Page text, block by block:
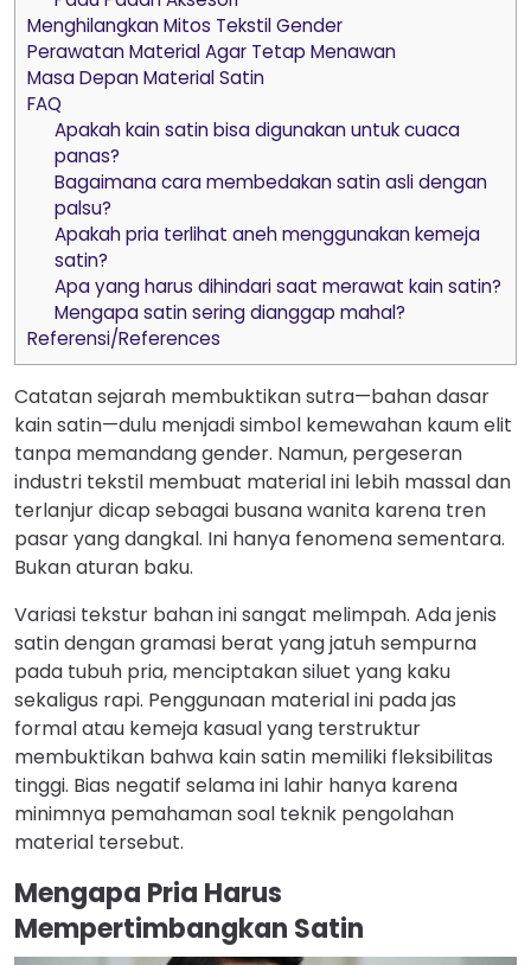
Menghilangkan Mitos Tekstil Gender
Perawatan Material Agar Tetap Menawan
Masa Depan Material Satin
FAQ
Apakah kain satin bisa digunakan untuk cuaca
panas?
Bagaimana cara membedakan satin asli dengan
palsu?
Apakah pria terlihat aneh menggunakan kemeja
satin?
Apa yang harus dihindari saat merawat kain satin?
Mengapa satin sering dianggap mahal?
Referensi/References
Catatan sejarah membuktikan sutra—bahan dasar
kain satin—dulu menjadi simbol kemewahan kaum elit
tanpa memandang gender. Namun, pergeseran
industri tekstil membuat material ini lebih massal dan
terlanjur dicap sebagai busana wanita karena tren
pasar yang dangkal. Ini hanya fenomena sementara.
Bukan aturan baku.
Variasi tekstur bahan ini sangat melimpah. Ada jenis
satin dengan gramasi berat yang jatuh sempurna
pada tubuh pria, menciptakan siluet yang kaku
sekaligus rapi. Penggunaan material ini pada jas
formal atau kemeja kasual yang terstruktur
membuktikan bahwa kain satin memiliki fleksibilitas
tinggi. Bias negatif selama ini lahir hanya karena
minimnya pemahaman soal teknik pengolahan
material tersebut.
Mengapa Pria Harus
Mempertimbangkan Satin